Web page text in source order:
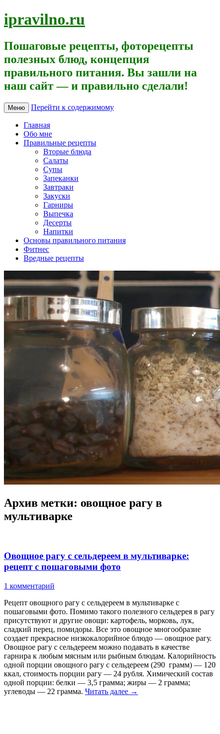
ipravilno.ru
Пошаговые рецепты, фоторецепты
полезных блюд, концепция
правильного питания. Вы зашли на
наш сайт — и правильно сделали!
Меню Перейти к содержимому
Главная
Обо мне
Правильные рецепты
Вторые блюда
Салаты
Супы
Запеканки
Завтраки
Закуски
Гарниры
Выпечка
Десерты
Напитки
Основы правильного питания
Фитнес
Вредные рецепты
Архив метки: овощное рагу в
мультиварке
Овощное рагу с сельдереем в мультиварке:
рецепт с пошаговыми фото
1 комментарий
Рецепт овощного рагу с сельдереем в мультиварке с
пошаговыми фото. Помимо такого полезного сельдерея в рагу
присутствуют и другие овощи: картофель, морковь, лук,
сладкий перец, помидоры. Все это овощное многообразие
создает прекрасное низкокалорийное блюдо — овощное рагу.
Овощное рагу с сельдереем можно подавать в качестве
гарнира к любым мясным или рыбным блюдам. Калорийность
одной порции овощного рагу с сельдереем (290 грамм) — 120
ккал, стоимость порции рагу — 24 рубля. Химический состав
одной порции: белки — 3,5 грамма; жиры — 2 грамма;
углеводы — 22 грамма. Читать далее →